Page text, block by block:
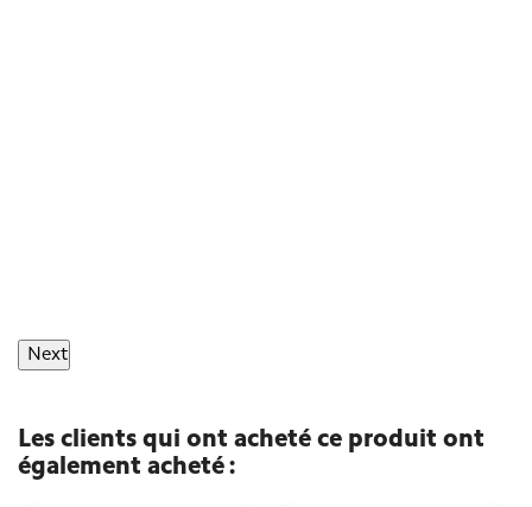
Next
Les clients qui ont acheté ce produit ont
également acheté :